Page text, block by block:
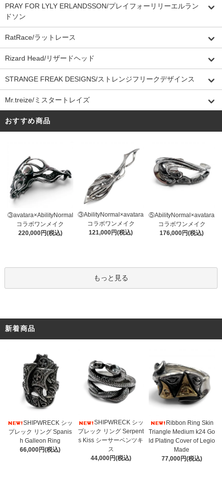
PRAY FOR LYLY ERLANDSSON/プレイフォーリリーエルラン
ドソン
RatRace/ラットレース
Rizard Head/リザードヘッド
STRANGE FREAK DESIGNS/ストレンジフリークデザインス
Mr.treize/ミスタートレイズ
おすすめ商品
③avatara×AbilityNormal
コラボワンメイク
220,000円(税込)
③AbilityNormal×avatara
コラボワンメイク
121,000円(税込)
⑤AbilityNormal×avatara
コラボワンメイク
176,000円(税込)
もっと見る
新着商品
SHIPWRECK シッ
プレック リング Spanis
h Galleon Ring
66,000円(税込)
SHIPWRECK シッ
プレック リング Serpent
s Kiss シーサーペンツキ
ス
44,000円(税込)
Ribbon Ring Skin
Triangle Medium k24 Go
ld Plating Cover of Legio
Made
77,000円(税込)